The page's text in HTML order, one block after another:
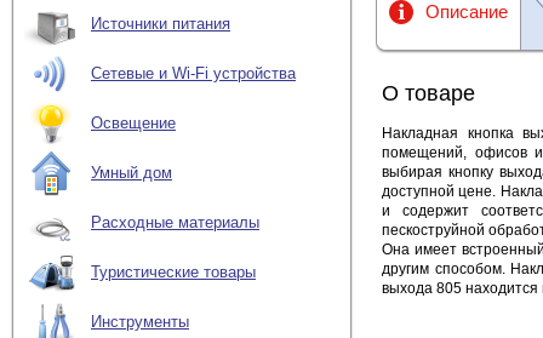
Источники питания
Сетевые и Wi-Fi устройства
Освещение
Умный дом
Расходные материалы
Туристические товары
Инструменты
Описание
О товаре
Накладная кнопка
помещений, офисов и
выбирая кнопку
доступной цене.
и содержит
пескоструйной
Она имеет
другим способом.
выхода 805